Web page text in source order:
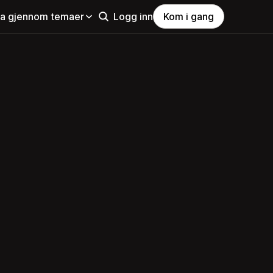
gjennom temaer Logg inn Kom i gang